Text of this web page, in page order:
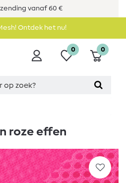
vanaf 60 €
Ontdek het nu!
0 0
roze effen